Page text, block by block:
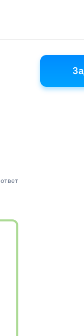
ответ